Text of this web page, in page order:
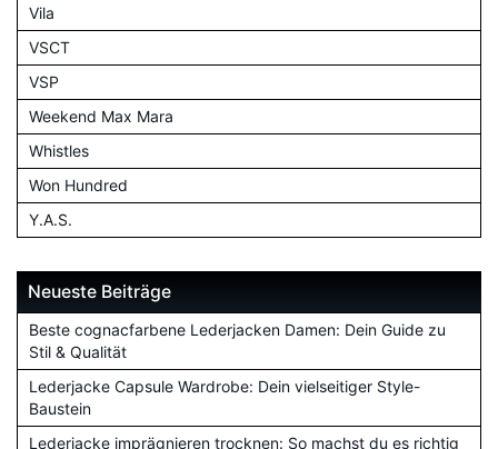
Vila
VSCT
VSP
Weekend Max Mara
Whistles
Won Hundred
Y.A.S.
Neueste Beiträge
Beste cognacfarbene Lederjacken Damen: Dein Guide zu
Stil & Qualität
Lederjacke Capsule Wardrobe: Dein vielseitiger Style-
Baustein
Lederjacke imprägnieren trocknen: So machst du es richtig